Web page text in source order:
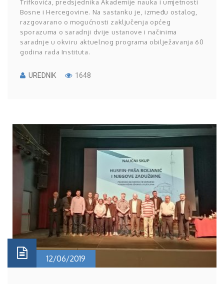
Trifkovića, predsjednika Akademije nauka i umjetnosti
Bosne i Hercegovine. Na sastanku je, između ostalog,
razgovarano o mogućnosti zaključenja općeg
sporazuma o saradnji dvije ustanove i načinima
saradnje u okviru aktuelnog programa obilježavanja 60
godina rada Instituta.
UREDNIK 1648
12/06/2019